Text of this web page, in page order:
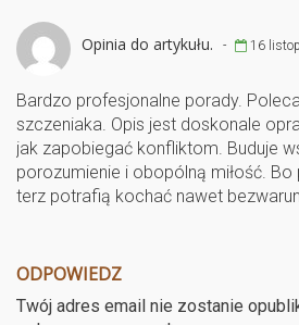
Opinia do artykułu. - 16
Bardzo profesjonalne porady.
szczeniaka. Opis jest doskonale
jak zapobiegać konfliktom. Buduje
porozumienie i obopólną miłość.
terz potrafią kochać nawet
ODPOWIEDZ
Twój adres email nie zostanie